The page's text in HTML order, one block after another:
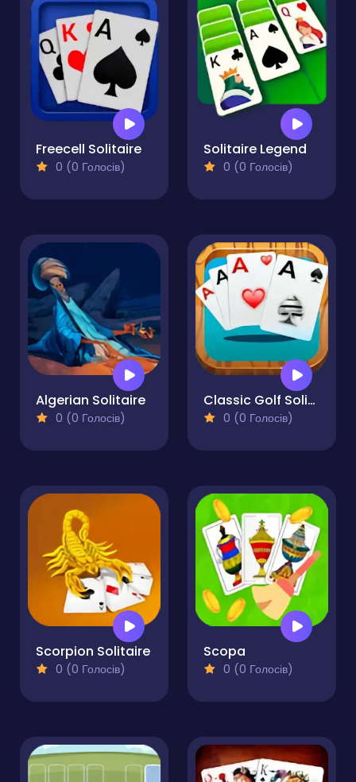
Freecell Solitaire
0 (0 Голосів)
Solitaire Legend
0 (0 Голосів)
Algerian Solitaire
0 (0 Голосів)
Classic Golf Solitaire Card Game
0 (0 Голосів)
Scorpion Solitaire
0 (0 Голосів)
Scopa
0 (0 Голосів)